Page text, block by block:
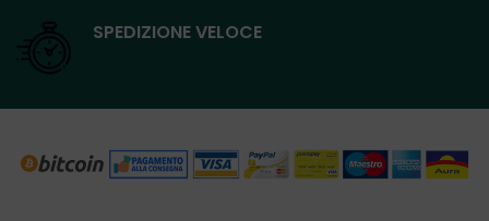
SPEDIZIONE VELOCE